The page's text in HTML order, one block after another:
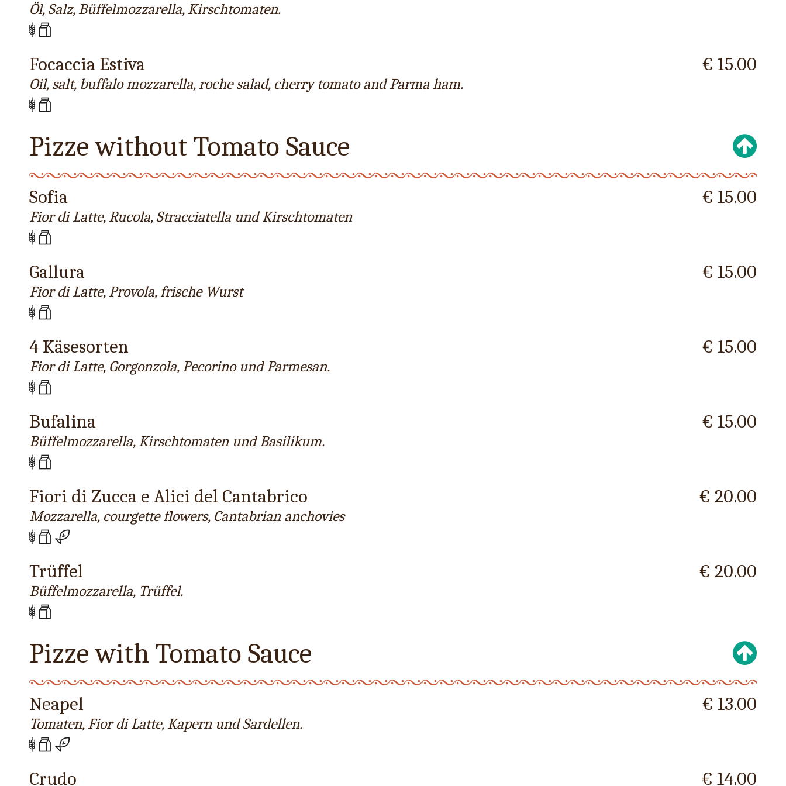
Öl, Salz, Büffelmozzarella, Kirschtomaten.
Focaccia Estiva
Oil, salt, buffalo mozzarella, roche salad, cherry tomato and Parma ham.
€ 15.00
Pizze without Tomato Sauce
Sofia
Fior di Latte, Rucola, Stracciatella und Kirschtomaten
€ 15.00
Gallura
Fior di Latte, Provola, frische Wurst
€ 15.00
4 Käsesorten
Fior di Latte, Gorgonzola, Pecorino und Parmesan.
€ 15.00
Bufalina
Büffelmozzarella, Kirschtomaten und Basilikum.
€ 15.00
Fiori di Zucca e Alici del Cantabrico
Mozzarella, courgette flowers, Cantabrian anchovies
€ 20.00
Trüffel
Büffelmozzarella, Trüffel.
€ 20.00
Pizze with Tomato Sauce
Neapel
Tomaten, Fior di Latte, Kapern und Sardellen.
€ 13.00
Crudo € 14.00